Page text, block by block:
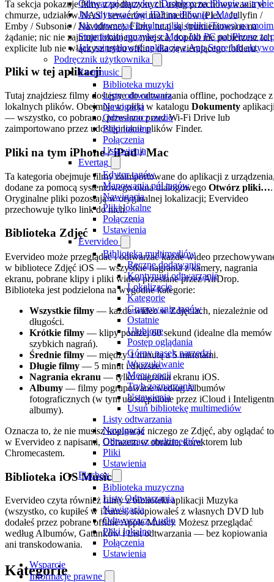
Odtwarzaj muzykę z Dropbox na iPhonie w
Jak edytować tagi ID3 na iPhonie i Macu
Jak odtwarzać lokalne pliki (pliki iTunes) na
Strumieniuj muzykę z Maca lub PC na iPhone za
Jak zainstalować aplikację z App Store lub
Podręcznik użytkownika
Evermusic
Biblioteka muzyki
Listy odtwarzania
Nawigacja
Odtwarzacz audio
Pliki lokalne
Połączenia
Ustawienia
Evertag
Edytor tagów
Mapowania pól tagów
Nawigacja
Pliki lokalne
Połączenia
Ustawienia
Evervideo
Biblioteka multimediów
Ręczne dodawanie
Kontynuuj odtwarzanie
Lokalizacje
Kategorie
Grupowanie tagów
Ostatnie
Ulubione
Postęp oglądania
Górny pasek narzędzi
Wyszukiwanie
Menu opcji
Tryb zaznaczania
Ustawienia
Usuń bibliotekę multimediów
Listy odtwarzania
Nawigacja
Odtwarzacz multimediów
Pliki
Ustawienia
Flacbox
Biblioteka muzyczna
Listy Odtwarzania
Nawigacja
Odtwarzacz Audio
Pliki lokalne
Połączenia
Ustawienia
Wsparcie
Informacje prawne
Ta sekcja pokazuje filmy z podłączonych usług przechowywania w
chmurze, udziałów NAS i serwerów multimediów (Plex / Jellyfin /
Emby / Subsonic / Navidrome). Filmy tutaj są strumieniowane na
żądanie; nic nie zajmuje lokalnego miejsca, dopóki nie pobierzesz ich
explicite lub nie włączysz trybu offline dla zawierającego folderu.
Pliki w tej aplikacji
Tutaj znajdziesz filmy dostępne do odtwarzania offline, pochodzące z
lokalnych plików. Obejmuje to pliki w katalogu Dokumenty
— wszystko, co pobrano, przesłano przez Wi-Fi Drive lub
zaimportowano przez udostępnianie plików Finder.
Pliki na tym iPhone / iPad / Mac
Ta kategoria obejmuje filmy zaimportowane do aplikacji z
dodane za pomocą systemowego okna dialogowego Otwórz pliki….
Oryginalne pliki pozostają w oryginalnej lokalizacji; Evervideo
przechowuje tylko link do nich.
Biblioteka Zdjęć
Evervideo może przeglądać i odtwarzać każde wideo
w bibliotece Zdjęć iOS — wszystkie nagrania z kamery, nagrania
ekranu, pobrane klipy i pliki wideo przesłane przez AirDrop.
Biblioteka jest podzielona na wygodne kategorie:
Wszystkie filmy — każde wideo w Zdjęciach, niezależnie od
długości.
Krótkie filmy — klipy poniżej 60 sekund (idealne dla
szybkich nagrań).
Średnie filmy — między 1 minutą a 5 minutami.
Długie filmy — 5 minut i dłuższe.
Nagrania ekranu — tylko nagrania ekranu iOS.
Albumy — filmy pogrupowane według Albumów
fotograficznych (w tym udostępnione przez iCloud i
albumy).
Oznacza to, że nie musisz kopiować niczego ze Zdjęć, aby oglądać to
w Evervideo z napisami, Obrazem w obrazie, korektorem lub
Chromecastem.
Biblioteka iOS Music
Evervideo czyta również filmy z biblioteki aplikacji Muzyka
(wszystko, co kupiłeś w iTunes, skopiowałeś z własnych DVD lub
dodałeś przez pobrane offline Apple Music). Możesz przeglądać
według Albumów, Gatunków i List odtwarzania — bez kopiowania
ani transkodowania.
Kategorie